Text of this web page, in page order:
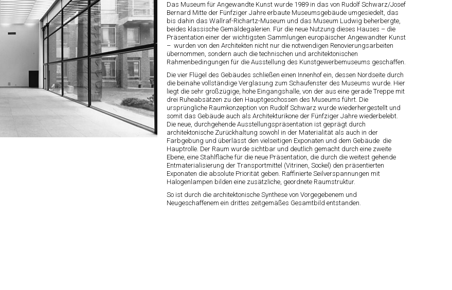
Das Museum für Angewandte Kunst wurde 1989 in das von Rudolf Schwarz/Josef
Bernard Mitte der Fünfziger Jahre erbaute Museumsgebäude umgesiedelt, das
bis dahin das Wallraf-Richartz-Museum und das Museum Ludwig beherbergte,
beides klassische Gemäldegalerien. Für die neue Nutzung dieses Hauses – die
Präsentation einer der wichtigsten Sammlungen europäischer Angewandter Kunst
– wurden von den Architekten nicht nur die notwendigen Renovierungsarbeiten
übernommen, sondern auch die technischen und architektonischen
Rahmenbedingungen für die Ausstellung des Kunstgewerbemuseums geschaffen.
Die vier Flügel des Gebäudes schließen einen Innenhof ein, dessen Nordseite durch
die beinahe vollständige Verglasung zum Schaufenster des Museums wurde. Hier
liegt die sehr großzügige, hohe Eingangshalle, von der aus eine gerade Treppe mit
drei Ruheabsätzen zu den Hauptgeschossen des Museums führt. Die
ursprüngliche Raumkonzeption von Rudolf Schwarz wurde wiederhergestellt und
somit das Gebäude auch als Architekturikone der Fünfziger Jahre wiederbelebt.
Die neue, durchgehende Ausstellungspräsentation ist geprägt durch
architektonische Zurückhaltung sowohl in der Materialität als auch in der
Farbgebung und überlässt den vielseitigen Exponaten und dem Gebäude die
Hauptrolle. Der Raum wurde sichtbar und deutlich gemacht durch eine zweite
Ebene, eine Stahlfläche für die neue Präsentation, die durch die weitest gehende
Entmaterialisierung der Transportmittel (Vitrinen, Sockel) den präsentierten
Exponaten die absolute Priorität geben. Raffinierte Seilverspannungen mit
Halogenlampen bilden eine zusätzliche, geordnete Raumstruktur.
So ist durch die architektonische Synthese von Vorgegebenem und
Neugeschaffenem ein drittes zeitgemäßes Gesamtbild entstanden.